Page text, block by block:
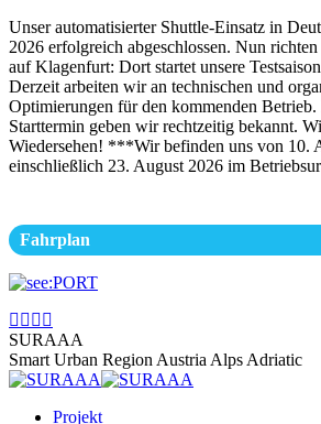
Zum
Inhalt
springen
Unser automatisierter Shuttle-Einsatz in
2026 erfolgreich abgeschlossen. Nun
auf Klagenfurt: Dort startet unsere
Derzeit arbeiten wir an technischen und
Optimierungen für den kommenden
Starttermin geben wir rechtzeitig bekannt.
Wiedersehen! ***Wir befinden uns von 10.
einschließlich 23. August 2026 im
Fahrplan
Facebook
page
opens
in
window
Instagram
page
opens
in
window
Linkedin
page
opens
in
window
page
opens
in
window
SURAAA
Smart Urban Region Austria Alps Adriatic
Projekt